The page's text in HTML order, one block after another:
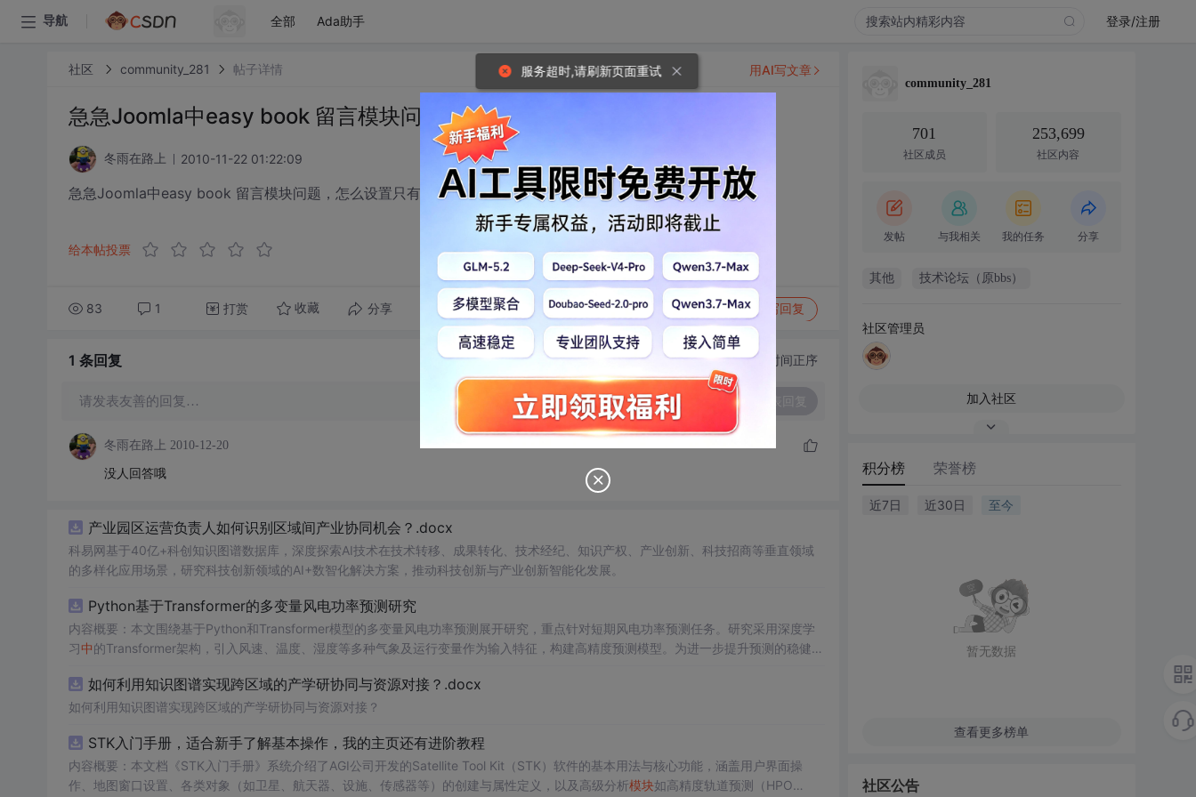
导航 全部 Ada助手 登录/注册
社区 community_281 帖子详情
急急Joomla中easy book 留言模块问题
冬雨在路上 2010-11-22 01:22:09
急急Joomla中easy book 留言模块问题，怎么设置只有管理员可以看到留言，其他人看不到留言
给本帖投票
83 1 打赏 收藏 分享 转发到动态 举报 写回复
用AI写文章
1 条回复 切换为时间正序
请发表友善的回复…
冬雨在路上 2010-12-20
没人回答哦
产业园区运营负责人如何识别区域间产业协同机会？.docx
科易网基于40亿+科创知识图谱数据库，深度探索AI技术在技术转移、成果转化、技术经纪、知识产权、产业创新、科技招商等垂直领域
的多样化应用场景，研究科技创新领域的AI+数智化解决方案，推动科技创新与产业创新智能化发展。
Python基于Transformer的多变量风电功率预测研究
内容概要：本文围绕基于Python和Transformer模型的多变量风电功率预测展开研究，重点针对短期风电功率预测任务。研究采用深度学
习中的Transformer架构，引入风速、温度、湿度等多种气象及运行变量作为输入特征，构建高精度预测模型。为进一步提升预测的稳健性
该技术是机器学习与新能源领域深度融合的典型应用，旨在提高风电并网的稳定性与电网调度的科学性。; 适合人群：具备Python编程基
础，熟悉主流深度学习框架（如PyTorch或TensorFlow）的研究生、科研人员，以及从事新能源发电预测、电力系统调度、智能电网优化
②作为科研项目的技术蓝本，用于复现、改进或扩展基于Transformer的时间序列预测模型；③探索LASSO分位数回归与深度学习模型的
融合机制，提升预测结果的概率性输出与风险评估能力。; 阅读建议：此资源适用于已掌握机器学习与深度学习基础知识的读者，建议结合
所提供的代码实现进行动手实践，重点关注多变量数据的预处理流程、Transformer模型的结构设计与注意力机制实现、超参数调优策略，
如何利用知识图谱实现跨区域的产学研协同与资源对接？.docx
如何利用知识图谱实现跨区域的产学研协同与资源对接？
STK入门手册，适合新手了解基本操作，我的主页还有进阶教程
内容概要：本文档《STK入门手册》系统介绍了AGI公司开发的Satellite Tool Kit（STK）软件的基本用法与核心功能，涵盖用户界面操
作、地图窗口设置、各类对象（如卫星、航天器、设施、传感器等）的创建与属性定义，以及高级分析模块如高精度轨道预测（HPO
community_281
701
社区成员
253,699
社区内容
发帖 与我相关 我的任务 分享
其他 技术论坛（原bbs）
社区管理员
加入社区
积分榜 荣誉榜
近7日 近30日 至今
暂无数据
查看更多榜单
社区公告
服务超时,请刷新页面重试